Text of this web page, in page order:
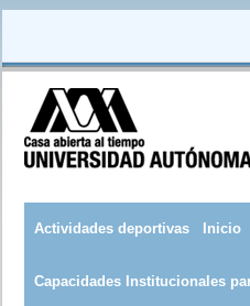
Actividades deportivas Inicio
Capacidades Institucionales